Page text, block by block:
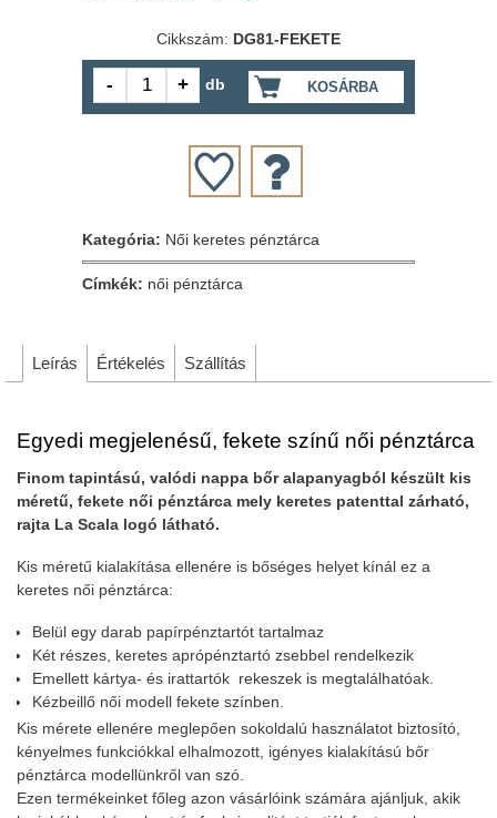
Cikkszám: DG81-FEKETE
KOSÁRBA
db
Kategória: Női keretes pénztárca
Címkék: női pénztárca
Leírás Értékelés Szállítás
Egyedi megjelenésű, fekete színű női pénztárca
Finom tapintású, valódi nappa bőr alapanyagból készült kis
méretű, fekete női pénztárca mely keretes patenttal zárható,
rajta La Scala logó látható.
Kis méretű kialakítása ellenére is bőséges helyet kínál ez a
keretes női pénztárca:
Belül egy darab papírpénztartót tartalmaz
Két részes, keretes aprópénztartó zsebbel rendelkezik
Emellett kártya- és irattartók rekeszek is megtalálhatóak.
Kézbeillő női modell fekete színben.
Kis mérete ellenére meglepően sokoldalú használatot biztosító,
kényelmes funkciókkal elhalmozott, igényes kialakítású bőr
pénztárca modellünkről van szó.
Ezen termékeinket főleg azon vásárlóink számára ajánljuk, akik